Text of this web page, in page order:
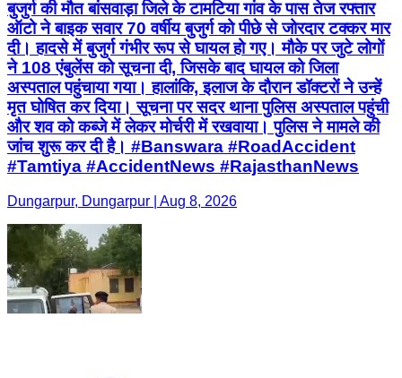
बुजुर्ग की मौत बांसवाड़ा जिले के टामटिया गांव के पास तेज रफ्तार
ऑटो ने बाइक सवार 70 वर्षीय बुजुर्ग को पीछे से जोरदार टक्कर मार
दी। हादसे में बुजुर्ग गंभीर रूप से घायल हो गए। मौके पर जुटे लोगों
ने 108 एंबुलेंस को सूचना दी, जिसके बाद घायल को जिला
अस्पताल पहुंचाया गया। हालांकि, इलाज के दौरान डॉक्टरों ने उन्हें
मृत घोषित कर दिया। सूचना पर सदर थाना पुलिस अस्पताल पहुंची
और शव को कब्जे में लेकर मोर्चरी में रखवाया। पुलिस ने मामले की
जांच शुरू कर दी है। #Banswara #RoadAccident
#Tamtiya #AccidentNews #RajasthanNews
Dungarpur, Dungarpur | Aug 8, 2026